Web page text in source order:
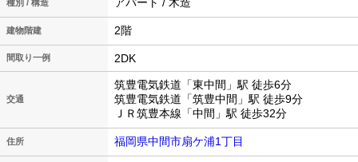
種別 / 構造
建物階建 2階
間取り一例 2DK
交通
筑豊電気鉄道「東中間」駅 徒歩6分
筑豊電気鉄道「筑豊中間」駅 徒歩9分
ＪＲ筑豊本線「中間」駅 徒歩32分
住所 福岡県中間市扇ケ浦1丁目